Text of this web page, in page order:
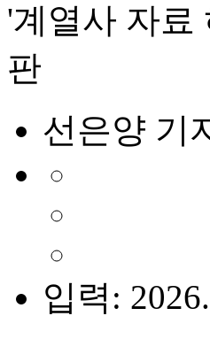
'계열사 자
판
선은양 기
입력: